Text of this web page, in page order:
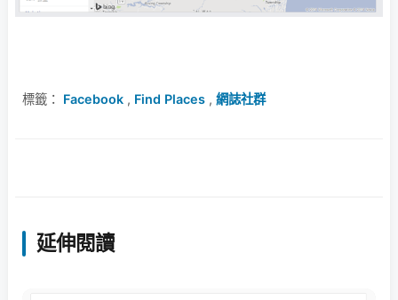
標籤： Facebook , Find Places , 網誌社群
延伸閱讀